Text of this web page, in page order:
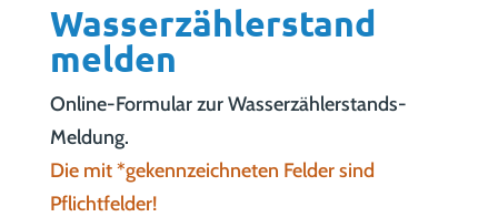
Wasserzählerstand
melden
Online-Formular zur Wasserzählerstands-
Meldung.
Die mit *gekennzeichneten Felder sind
Pflichtfelder!